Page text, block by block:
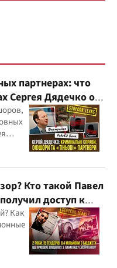
партнерах: что
Сергея Дядечко от
Кто такой Павел
доступ к
Как